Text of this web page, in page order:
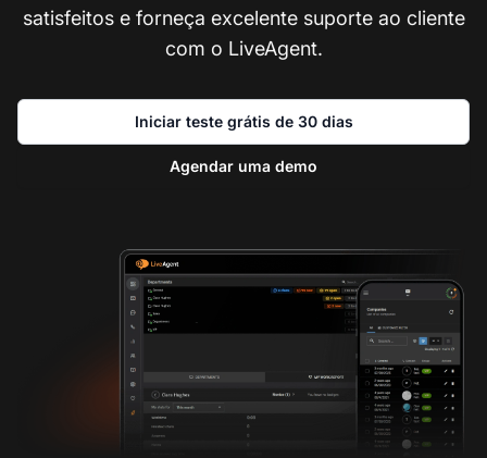
satisfeitos e forneça excelente suporte ao cliente
com o LiveAgent.
Iniciar teste grátis de 30 dias
Agendar uma demo